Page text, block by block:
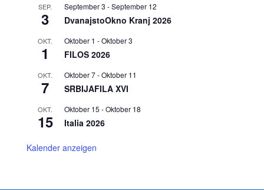
SEP.
3
September 3 -September 12
DvanajstoOkno Kranj 2026
OKT.
1
Oktober 1 -Oktober 3
FILOS 2026
OKT.
7
Oktober 7-Oktober 11
SRBIJAFILA XVI
OKT.
15
Oktober 15 -Oktober 18
Italia 2026
Kalender anzeigen